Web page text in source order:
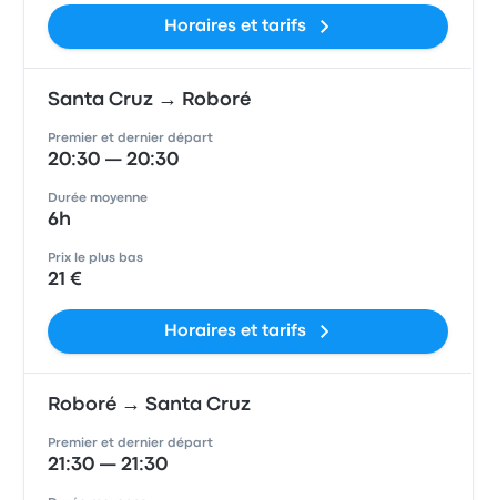
Horaires et tarifs
Santa Cruz → Roboré
Premier et dernier départ
20:30 — 20:30
Durée moyenne
6h
Prix le plus bas
21 €
Horaires et tarifs
Roboré → Santa Cruz
Premier et dernier départ
21:30 — 21:30